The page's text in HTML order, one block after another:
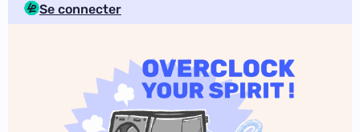
Se connecter